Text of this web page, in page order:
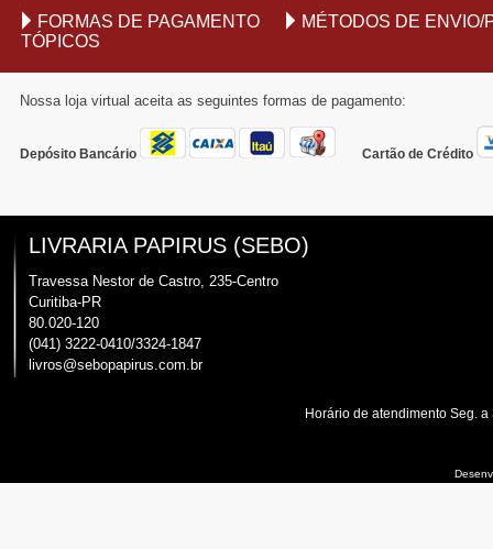
FORMAS DE PAGAMENTO
MÉTODOS DE
TÓPICOS
Nossa loja virtual aceita as seguintes formas de pagamento:
Depósito Bancário Cartão de Crédito
LIVRARIA PAPIRUS (SEBO)
Travessa Nestor de Castro, 235-Centro
Curitiba-PR
80.020-120
(041) 3222-0410/3324-1847
livros@sebopapirus.com.br
Horário de atendimento Seg.